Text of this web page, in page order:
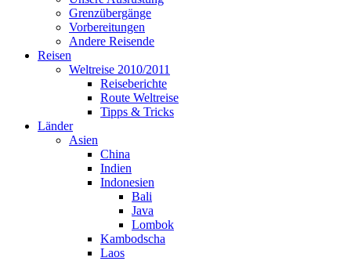
Grenzübergänge
Vorbereitungen
Andere Reisende
Reisen
Weltreise 2010/2011
Reiseberichte
Route Weltreise
Tipps & Tricks
Länder
Asien
China
Indien
Indonesien
Bali
Java
Lombok
Kambodscha
Laos